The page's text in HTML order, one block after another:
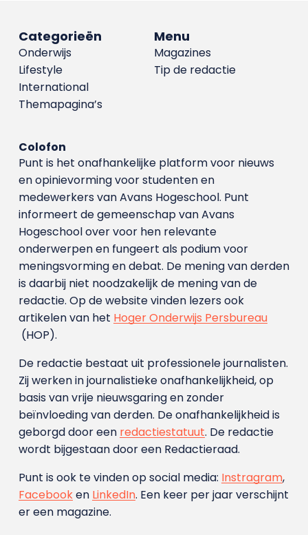
Menu
Magazines
Tip de redactie
Categorieën
Onderwijs
Lifestyle
International
Themapagina’s
Colofon
Punt is het onafhankelijke platform voor nieuws
en opinievorming voor studenten en
medewerkers van Avans Hoge­school. Punt
informeert de gemeenschap van Avans
Hogeschool over voor hen relevante
onderwerpen en fungeert als podium voor
meningsvorming en debat. De mening van derden
is daarbij niet noodzakelijk de mening van de
redactie. Op de website vinden lezers ook
artikelen van het Hoger Onderwijs Persbureau
(HOP).
De redactie bestaat uit professionele journalisten.
Zij werken in journalistieke onafhankelijkheid, op
basis van vrije nieuwsgaring en zonder
beïnvloeding van derden. De onafhankelijkheid is
geborgd door een redactiestatuut. De redactie
wordt bijgestaan door een Redactieraad.
Punt is ook te vinden op social media: Instragram,
Facebooken LinkedIn. Een keer per jaar verschijnt
er een magazine.